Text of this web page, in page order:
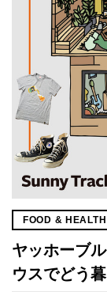
FOOD & HEALTH
ヤッホーブ
ウスでどう